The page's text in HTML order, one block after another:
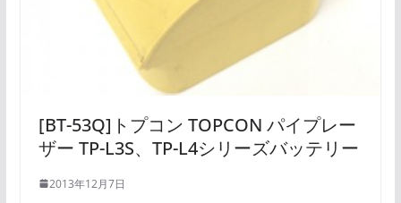
[BT-53Q]トプコン TOPCON パイプレー
ザー TP-L3S、TP-L4シリーズバッテリー
2013年12月7日